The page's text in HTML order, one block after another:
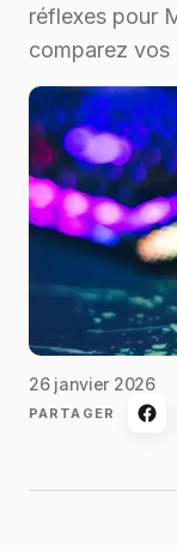
réflexes pour
comparez vos
26 janvier 2026
PARTAGER